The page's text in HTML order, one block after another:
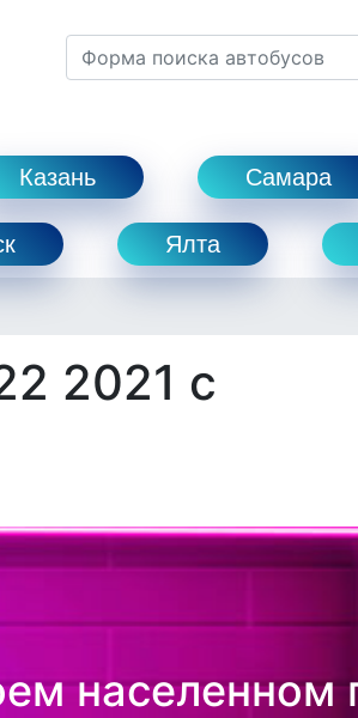
Казань Самара
Ялта
2021 с
населенном